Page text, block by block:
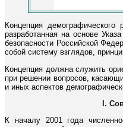
Концепция
разработанная на основе
безопасности Российской
собой систему взглядов,
Концепция должна служить
при решении вопросов,
и иных аспектов
I.
К началу 2001 года